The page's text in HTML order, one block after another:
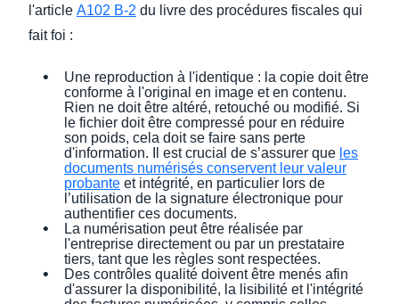
l'article A102 B-2 du livre des procédures fiscales qui
fait foi :
Une reproduction à l'identique : la copie doit être
conforme à l'original en image et en contenu.
Rien ne doit être altéré, retouché ou modifié. Si
le fichier doit être compressé pour en réduire
son poids, cela doit se faire sans perte
d'information. Il est crucial de s’assurer que les
documents numérisés conservent leur valeur
probante et intégrité, en particulier lors de
l’utilisation de la signature électronique pour
authentifier ces documents.
La numérisation peut être réalisée par
l'entreprise directement ou par un prestataire
tiers, tant que les règles sont respectées.
Des contrôles qualité doivent être menés afin
d'assurer la disponibilité, la lisibilité et l'intégrité